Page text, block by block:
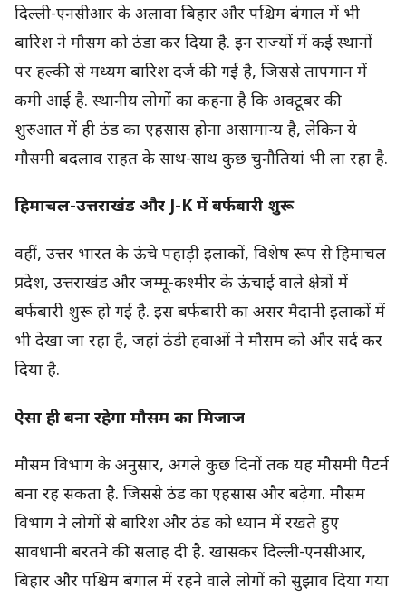
दिल्ली-एनसीआर के अलावा बिहार और पश्चिम बंगाल में भी
बारिश ने मौसम को ठंडा कर दिया है. इन राज्यों में कई स्थानों
पर हल्की से मध्यम बारिश दर्ज की गई है, जिससे तापमान में
कमी आई है. स्थानीय लोगों का कहना है कि अक्टूबर की
शुरुआत में ही ठंड का एहसास होना असामान्य है, लेकिन ये
मौसमी बदलाव राहत के साथ-साथ कुछ चुनौतियां भी ला रहा है.
हिमाचल-उत्तराखंड और J-K में बर्फबारी शुरू
वहीं, उत्तर भारत के ऊंचे पहाड़ी इलाकों, विशेष रूप से हिमाचल
प्रदेश, उत्तराखंड और जम्मू-कश्मीर के ऊंचाई वाले क्षेत्रों में
बर्फबारी शुरू हो गई है. इस बर्फबारी का असर मैदानी इलाकों में
भी देखा जा रहा है, जहां ठंडी हवाओं ने मौसम को और सर्द कर
दिया है.
ऐसा ही बना रहेगा मौसम का मिजाज
मौसम विभाग के अनुसार, अगले कुछ दिनों तक यह मौसमी पैटर्न
बना रह सकता है. जिससे ठंड का एहसास और बढ़ेगा. मौसम
विभाग ने लोगों से बारिश और ठंड को ध्यान में रखते हुए
सावधानी बरतने की सलाह दी है. खासकर दिल्ली-एनसीआर,
बिहार और पश्चिम बंगाल में रहने वाले लोगों को सुझाव दिया गया